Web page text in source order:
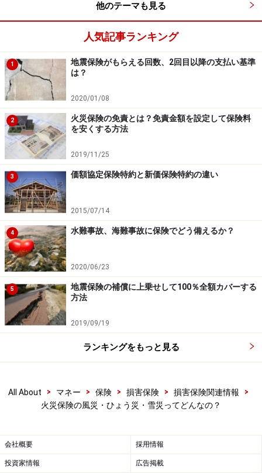
他のテーマも見る
人気記事ランキング
1
地震保険がもらえる回数、2回目以降の支払い基準
は？
2020/01/08
2
火災保険の免責とは？免責金額を設定して保険料
を安くする方法
2019/11/25
3 価額協定保険特約と新価保険特約の違い
2015/07/14
4 水難事故、海難事故に保険でどう備えるか？
2020/06/23
5
地震保険の補償に上乗せして100％全額カバーする
方法
2019/09/19
ランキングをもっと見る
All About > マネー > 保険 > 損害保険 > 損害保険関連情報
>
火災保険の風災・ひょう災・雪災ってどんなの？
会社概要 採用情報
投資家情報 広告掲載